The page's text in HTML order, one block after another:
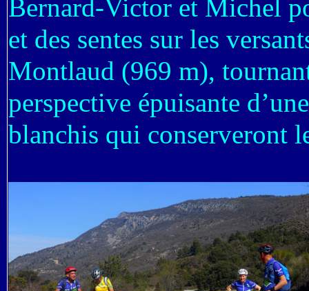
Bernard-Victor et Michel
et des sentes sur les
Montlaud (969 m),
perspective épuisante
blanchis qui conserveront